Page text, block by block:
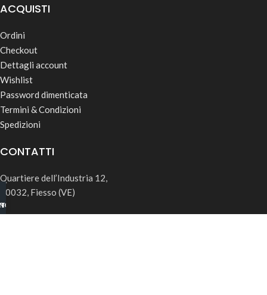
ACQUISTI
Ordini
Checkout
Dettagli account
Wishlist
Password dimenticata
Termini & Condizioni
Spedizioni
CONTATTI
Quartiere dell’Industria 12,
30032, Fiesso (VE)
B2B